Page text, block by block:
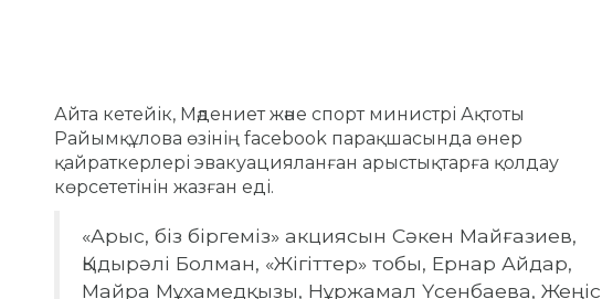
Айта кетейік, Мәдениет және спорт министрі Ақтоты
Райымқұлова өзінің facebook парақшасында өнер
қайраткерлері эвакуацияланған арыстықтарға қолдау
көрсететінін жазған еді.
«Арыс, біз біргеміз» акциясын Сәкен Майғазиев,
Қыдырәлі Болман, «Жігіттер» тобы, Ернар Айдар,
Майра Мұхамедқызы, Нұржамал Үсенбаева, Жеңіс